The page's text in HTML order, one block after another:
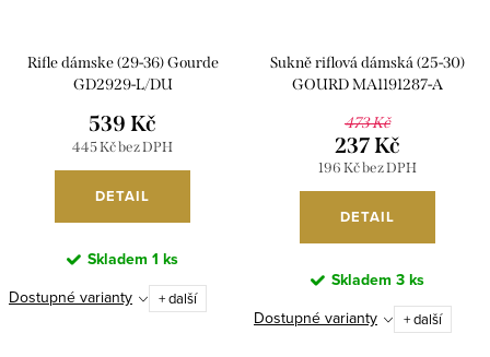
Rifle dámske (29-36) Gourde
GD2929-L/DU
445 Kč bez DPH
539 Kč
DETAIL
Skladem 1 ks
Dostupné varianty
+ další
Sukně riflová dámská (25-30)
GOURD MA1191287-A
473 Kč
196 Kč bez DPH
237 Kč
DETAIL
Skladem 3 ks
Dostupné varianty
+ další